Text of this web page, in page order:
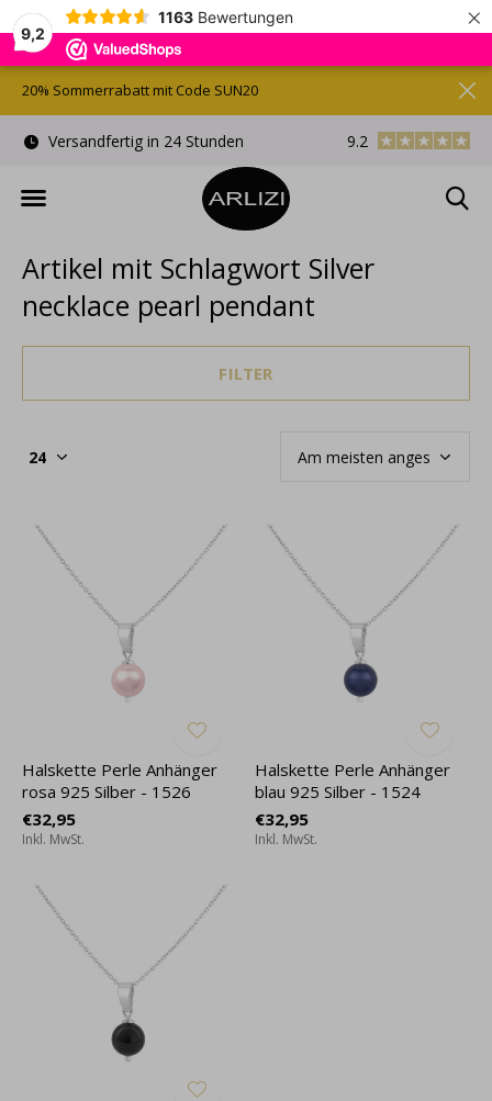
9,2
1163 Bewertungen ×
Versandfertig in 24 Stunden Kostenlose
9.2
20% Sommerrabatt mit Code SUN20
Artikel mit Schlagwort Silver
necklace pearl pendant
FILTER
Halskette Perle Anhänger
rosa 925 Silber - 1526
€32,95
Inkl. MwSt.
Halskette Perle Anhänger
blau 925 Silber - 1524
€32,95
Inkl. MwSt.